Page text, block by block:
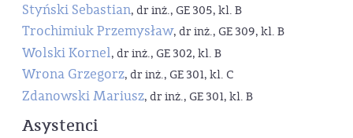
Styński Sebastian, dr inż., GE 305, kl. B
Trochimiuk Przemysław, dr inż., GE 309, kl. B
Wolski Kornel, dr inż., GE 302, kl. B
Wrona Grzegorz, dr inż., GE 301, kl. C
Zdanowski Mariusz, dr inż., GE 301, kl. B
Asystenci